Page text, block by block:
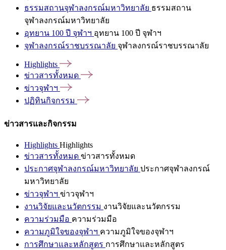
ธรรมสถานจุฬาลงกรณ์มหาวิทยาลัย ธรรมสถาน
จุฬาลงกรณ์มหาวิทยาลัย
อุทยาน 100 ปี จุฬาฯ อุทยาน 100 ปี จุฬาฯ
จุฬาลงกรณ์ราชบรรณาลัย จุฬาลงกรณ์ราชบรรณาลัย
Highlights
ข่าวสารทั้งหมด
ข่าวจุฬาฯ
ปฏิทินกิจกรรม
ข่าวสารและกิจกรรม
Highlights Highlights
ข่าวสารทั้งหมด ข่าวสารทั้งหมด
ประกาศจุฬาลงกรณ์มหาวิทยาลัย ประกาศจุฬาลงกรณ์
มหาวิทยาลัย
ข่าวจุฬาฯ ข่าวจุฬาฯ
งานวิจัยและนวัตกรรม งานวิจัยและนวัตกรรม
ความร่วมมือ ความร่วมมือ
ความภูมิใจของจุฬาฯ ความภูมิใจของจุฬาฯ
การศึกษาและหลักสูตร การศึกษาและหลักสูตร